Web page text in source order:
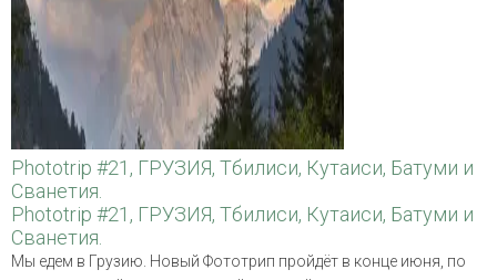
Phototrip #21, ГРУЗИЯ, Тбилиси, Кутаиси, Батуми и
Сванетия.
Phototrip #21, ГРУЗИЯ, Тбилиси, Кутаиси, Батуми и
Сванетия.
Мы едем в Грузию. Новый Фототрип пройдёт в конце июня, по